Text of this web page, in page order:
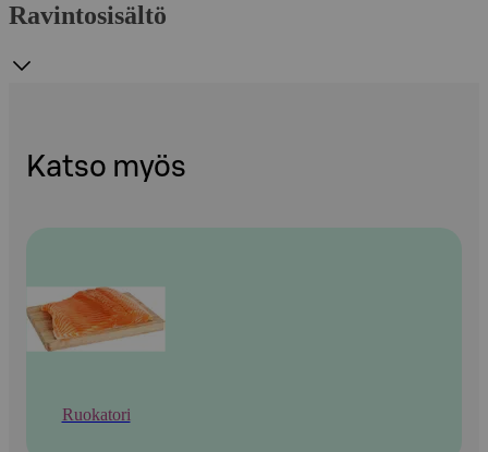
Ravintosisältö
Katso myös
Ruokatori